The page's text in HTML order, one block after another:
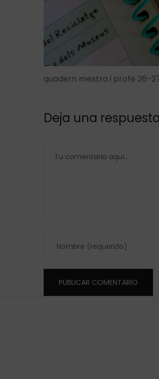
quadern mestra i profe 26-
Deja una respuesta